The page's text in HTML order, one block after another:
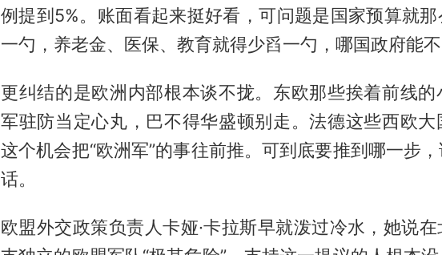
例提到5%。账面看起来挺好看，可问题是国家预算就
一勺，养老金、医保、教育就得少舀一勺，哪国政府能不
更纠结的是欧洲内部根本谈不拢。东欧那些挨着前线
军驻防当定心丸，巴不得华盛顿别走。法德这些西欧
这个机会把“欧洲军”的事往前推。可到底要推到哪一步
话。
欧盟外交政策负责人卡娅·卡拉斯早就泼过冷水，她说